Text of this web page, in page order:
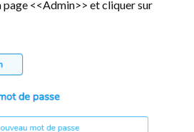
page <<Admin>> et cliquer sur